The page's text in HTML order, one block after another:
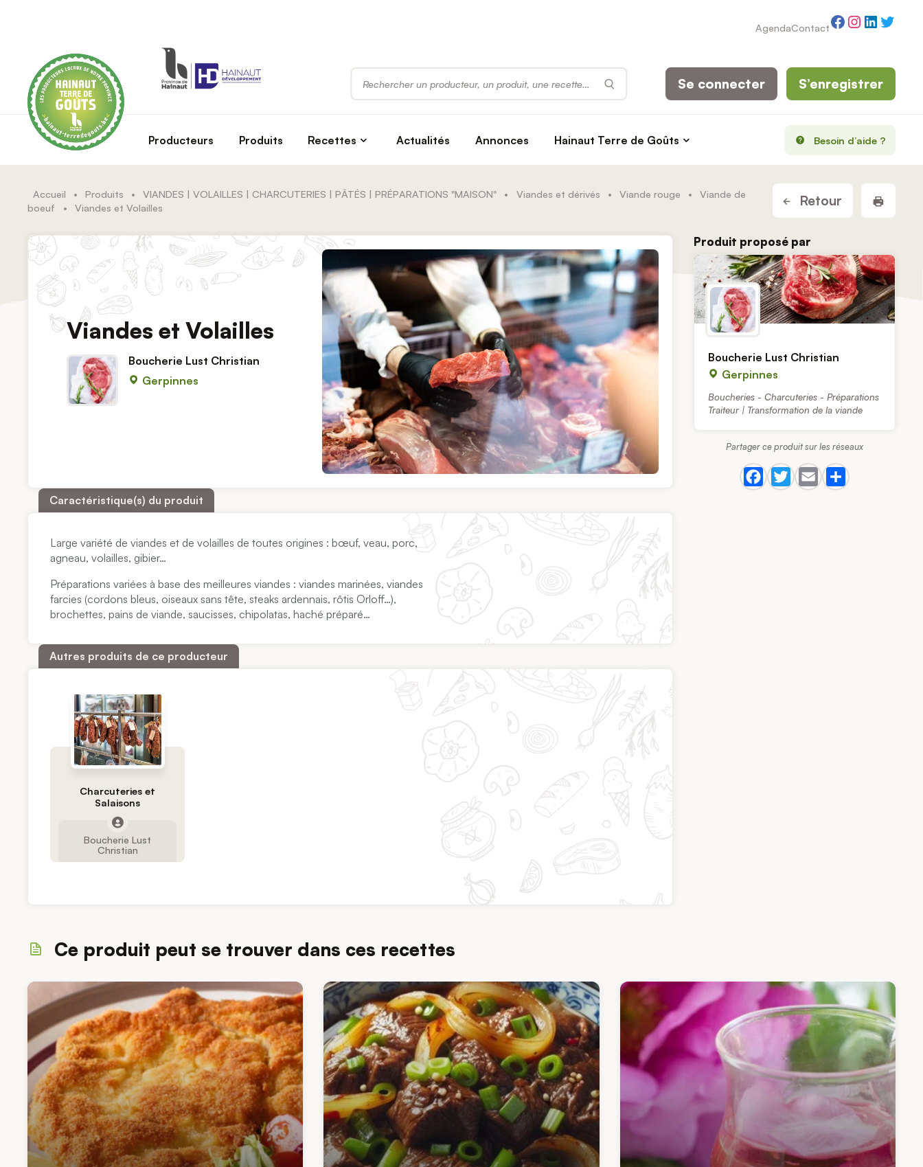
AgendaContactFacebook
Instagram
Rechercher
Producteurs Produits Recettes Actualités Annonces Hainaut Terre de Goûts Besoin d’aide ?
Se connecter S’enregistrer
Accueil • Produits • VIANDES | VOLAILLES | CHARCUTERIES | PÂTÉS | PRÉPARATIONS "MAISON" • Viandes et dérivés • Viande rouge •
Viande de
boeuf
• Viandes et Volailles Retour
Viandes et Volailles
Boucherie Lust Christian
Gerpinnes
Caractéristique(s) du produit
Large variété de viandes et de volailles de toutes origines : bœuf, veau, porc,
agneau, volailles, gibier…
Préparations variées à base des meilleures viandes : viandes marinées, viandes
farcies (cordons bleus, oiseaux sans tête, steaks ardennais, rôtis Orloff…),
brochettes, pains de viande, saucisses, chipolatas, haché préparé…
Autres produits de ce producteur
Charcuteries et
Salaisons
Boucherie Lust
Christian
Produit proposé par
Boucherie Lust Christian
Gerpinnes
Boucheries - Charcuteries - Préparations
Traiteur | Transformation de la viande
Partager ce produit sur les réseaux
Ce produit peut se trouver dans ces recettes